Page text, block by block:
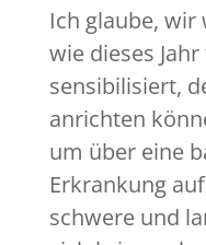
Ich glaube, wir
wie dieses
sensibilisiert,
anrichten
um über eine
Erkrankung
schwere und